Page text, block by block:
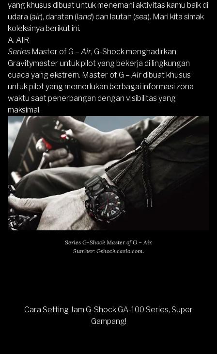
yang khusus dibuat untuk menemani aktivitas kamu baik di
udara (air), daratan (land) dan lautan (sea). Mari kita simak
koleksinya berikut ini.
A. AIR
Series Master of G – Air, G-Shock menghadirkan
Gravitymaster untuk pilot yang bekerja di lingkungan
cuaca yang ekstrem. Master of G – Airdibuat khusus
untuk pilot yang memerlukan berbagai informasi zona
waktu saat penerbangan dengan visibilitas yang
maksimal.
Series G-Shock Master of G – Air.
Sumber: Gshock.casio.com.
Cara Setting Jam G-Shock GA-100 Series, Super
Gampang!